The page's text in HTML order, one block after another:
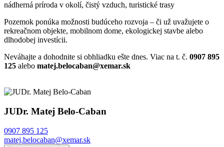
nádherná príroda v okolí, čistý vzduch, turistické trasy
Pozemok ponúka možnosti budúceho rozvoja – či už uvažujete o
rekreačnom objekte, mobilnom dome, ekologickej stavbe alebo
dlhodobej investícii.
Neváhajte a dohodnite si obhliadku ešte dnes. Viac na t. č. 0907 895
125 alebo matej.belocaban@xemar.sk
JUDr. Matej Belo-Caban
0907 895 125
matej.belocaban@xemar.sk